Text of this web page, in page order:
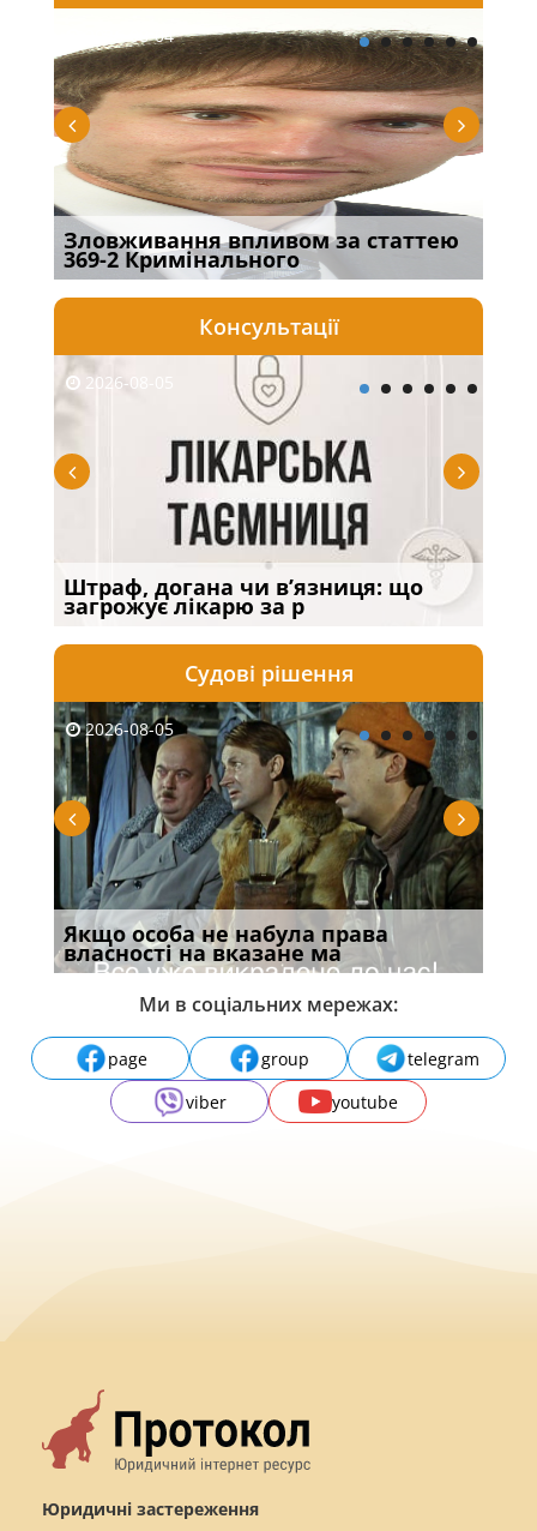
2026-08-04
Зловживання впливом за статтею
369-2 Кримінального
Консультації
2026-08-05
Штраф, догана чи в’язниця: що
загрожує лікарю за р
Судові рішення
2026-08-05
Якщо особа не набула права
власності на вказане ма
Ми в соціальних мережах:
page group
telegram
viber
youtube
Юридичні застереження